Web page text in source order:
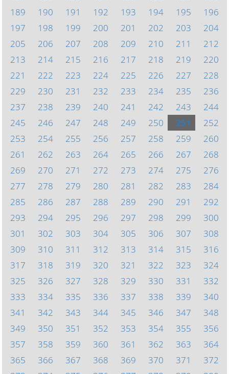
189
190 191 192 193 194 195
196
197
198 199 200 201 202 203
204
205
206 207 208 209 210 211
212
213
214 215 216 217 218 219
220
221
222 223 224 225 226 227
228
229
230 231 232 233 234 235
236
237
238 239 240 241 242 243
244
245
246 247 248 249 250 251
252
253
254 255 256 257 258 259
260
261
262 263 264 265 266 267
268
269
270 271 272 273 274 275
276
277
278 279 280 281 282 283
284
285
286 287 288 289 290 291
292
293
294 295 296 297 298 299
300
301
302 303 304 305 306 307
308
309
310 311 312 313 314 315
316
317
318 319 320 321 322 323
324
325
326 327 328 329 330 331
332
333
334 335 336 337 338 339
340
341
342 343 344 345 346 347
348
349
350 351 352 353 354 355
356
357
358 359 360 361 362 363
364
365
366 367 368 369 370 371
372